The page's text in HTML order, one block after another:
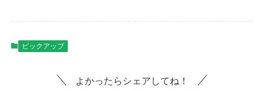
ピックアップ
よかったらシェアしてね！